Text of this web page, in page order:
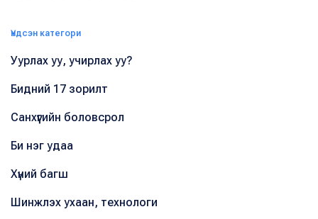
Үндсэн категори
Уурлах уу, учирлах уу?
Бидний 17 зорилт
Санхүүгийн боловсрол
Би нэг удаа
Хүний багш
Шинжлэх ухаан, технологи